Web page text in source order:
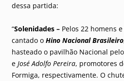
dessa partida:
“Solenidades – Pelos 22 homens
cantado o Hino Nacional Brasileiro
hasteado o pavilhão Nacional
e José Adolfo Pereira, promotores
Formiga, respectivamente. O